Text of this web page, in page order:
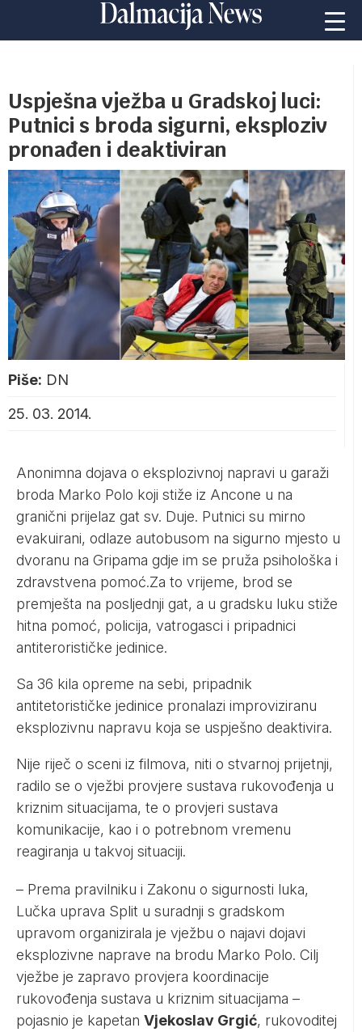
Uspješna vježba u Gradskoj luci:
Putnici s broda sigurni, eksploziv
pronađen i deaktiviran
Piše: DN
25. 03. 2014.
Anonimna dojava o eksplozivnoj napravi u garaži
broda Marko Polo koji stiže iz Ancone u na
granični prijelaz gat sv. Duje. Putnici su mirno
evakuirani, odlaze autobusom na sigurno mjesto u
dvoranu na Gripama gdje im se pruža psihološka i
zdravstvena pomoć.Za to vrijeme, brod se
premješta na posljednji gat, a u gradsku luku stiže
hitna pomoć, policija, vatrogasci i pripadnici
antiterorističke jedinice.
Sa 36 kila opreme na sebi, pripadnik
antitetorističke jedinice pronalazi improviziranu
eksplozivnu napravu koja se uspješno deaktivira.
Nije riječ o sceni iz filmova, niti o stvarnoj prijetnji,
radilo se o vježbi provjere sustava rukovođenja u
kriznim situacijama, te o provjeri sustava
komunikacije, kao i o potrebnom vremenu
reagiranja u takvoj situaciji.
– Prema pravilniku i Zakonu o sigurnosti luka,
Lučka uprava Split u suradnji s gradskom
upravom organizirala je vježbu o najavi dojavi
eksplozivne naprave na brodu Marko Polo. Cilj
vježbe je zapravo provjera koordinacije
rukovođenja sustava u kriznim situacijama –
pojasnio je kapetan Vjekoslav Grgić, rukovoditej